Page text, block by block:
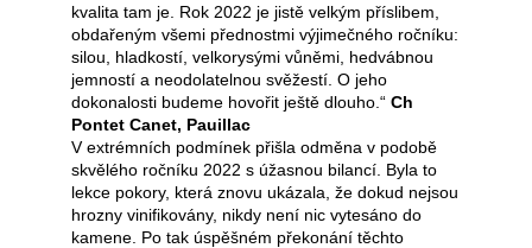
kvalita tam je. Rok 2022 je jistě velkým příslibem,
obdařeným všemi přednostmi výjimečného ročníku:
silou, hladkostí, velkorysými vůněmi, hedvábnou
jemností a neodolatelnou svěžestí. O jeho
dokonalosti budeme hovořit ještě dlouho.“ Ch
Pontet Canet, Pauillac
V extrémních podmínek přišla odměna v podobě
skvělého ročníku 2022 s úžasnou bilancí. Byla to
lekce pokory, která znovu ukázala, že dokud nejsou
hrozny vinifikovány, nikdy není nic vytesáno do
kamene. Po tak úspěšném překonání těchto